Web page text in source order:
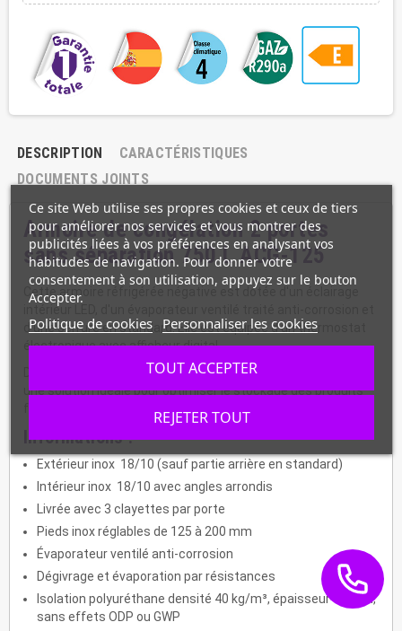
DESCRIPTION
CARACTÉRISTIQUES
DOCUMENTS JOINTS
Armoire de congélation 2 portes
sans séparation 750 L ACG-125
Cette armoire réfrigérée négative est dotée d'un éclairage
intérieur LED, d'un évaporateur ventilé traité anti-corrosion et
d'une serrure en standard. Elle est équipée d'un thermostat
électronique avec afficheur digital.
De faible largeur pour une armoire frigorifique 2 portes, c'est
une solution idéale pour optimiser le stockage des produits
Informations :
Extérieur inox 18/10 (sauf partie arrière en standard)
Intérieur inox 18/10 avec angles arrondis
Livrée avec 3 clayettes par porte
Pieds inox réglables de 125 à 200 mm
Évaporateur ventilé anti-corrosion
Dégivrage et évaporation par résistances
Isolation polyuréthane densité 40 kg/m³, épaisseur 60 mm,
sans effets ODP ou GWP
Ce site Web utilise ses propres cookies et ceux de tiers
pour améliorer nos services et vous montrer des
publicités liées à vos préférences en analysant vos
habitudes de navigation. Pour donner votre
consentement à son utilisation, appuyez sur le bouton
Accepter.
Politique de cookies Personnaliser les cookies
REJETER TOUT
TOUT ACCEPTER